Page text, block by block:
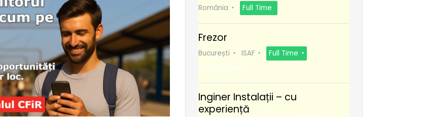
România
Full Time
Frezor
București ISAF
Full Time
Recomanda
Inginer Instalații – cu
experiență